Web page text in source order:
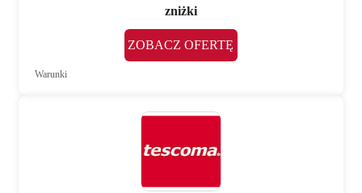
zniżki
ZOBACZ OFERTĘ
Warunki